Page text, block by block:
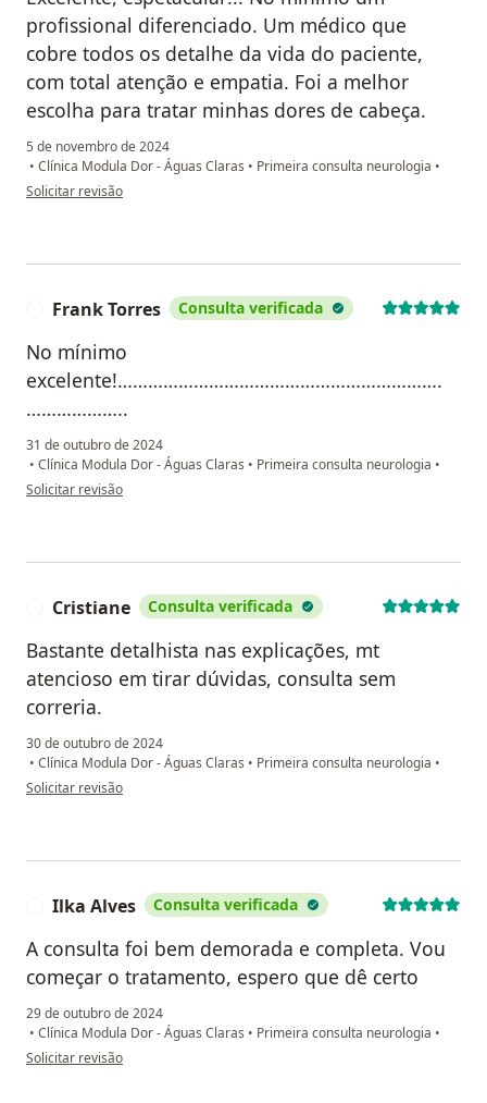
profissional diferenciado. Um médico que
cobre todos os detalhe da vida do paciente,
com total atenção e empatia. Foi a melhor
escolha para tratar minhas dores de cabeça.
5 de novembro de 2024
• Clínica Modula Dor - Águas Claras • Primeira consulta neurologia •
na opinião do utilizador Isabel Sotero
Solicitar revisão
Frank Torres Consulta verificada
No mínimo
excelente!……………………………………………………….
………………..
31 de outubro de 2024
• Clínica Modula Dor - Águas Claras • Primeira consulta neurologia •
na opinião do utilizador Frank Torres
Solicitar revisão
Cristiane Consulta verificada
Bastante detalhista nas explicações, mt
atencioso em tirar dúvidas, consulta sem
correria.
30 de outubro de 2024
• Clínica Modula Dor - Águas Claras • Primeira consulta neurologia •
na opinião do utilizador Cristiane
Solicitar revisão
Ilka Alves Consulta verificada
A consulta foi bem demorada e completa. Vou
começar o tratamento, espero que dê certo
29 de outubro de 2024
• Clínica Modula Dor - Águas Claras • Primeira consulta neurologia •
na opinião do utilizador Ilka Alves
Solicitar revisão